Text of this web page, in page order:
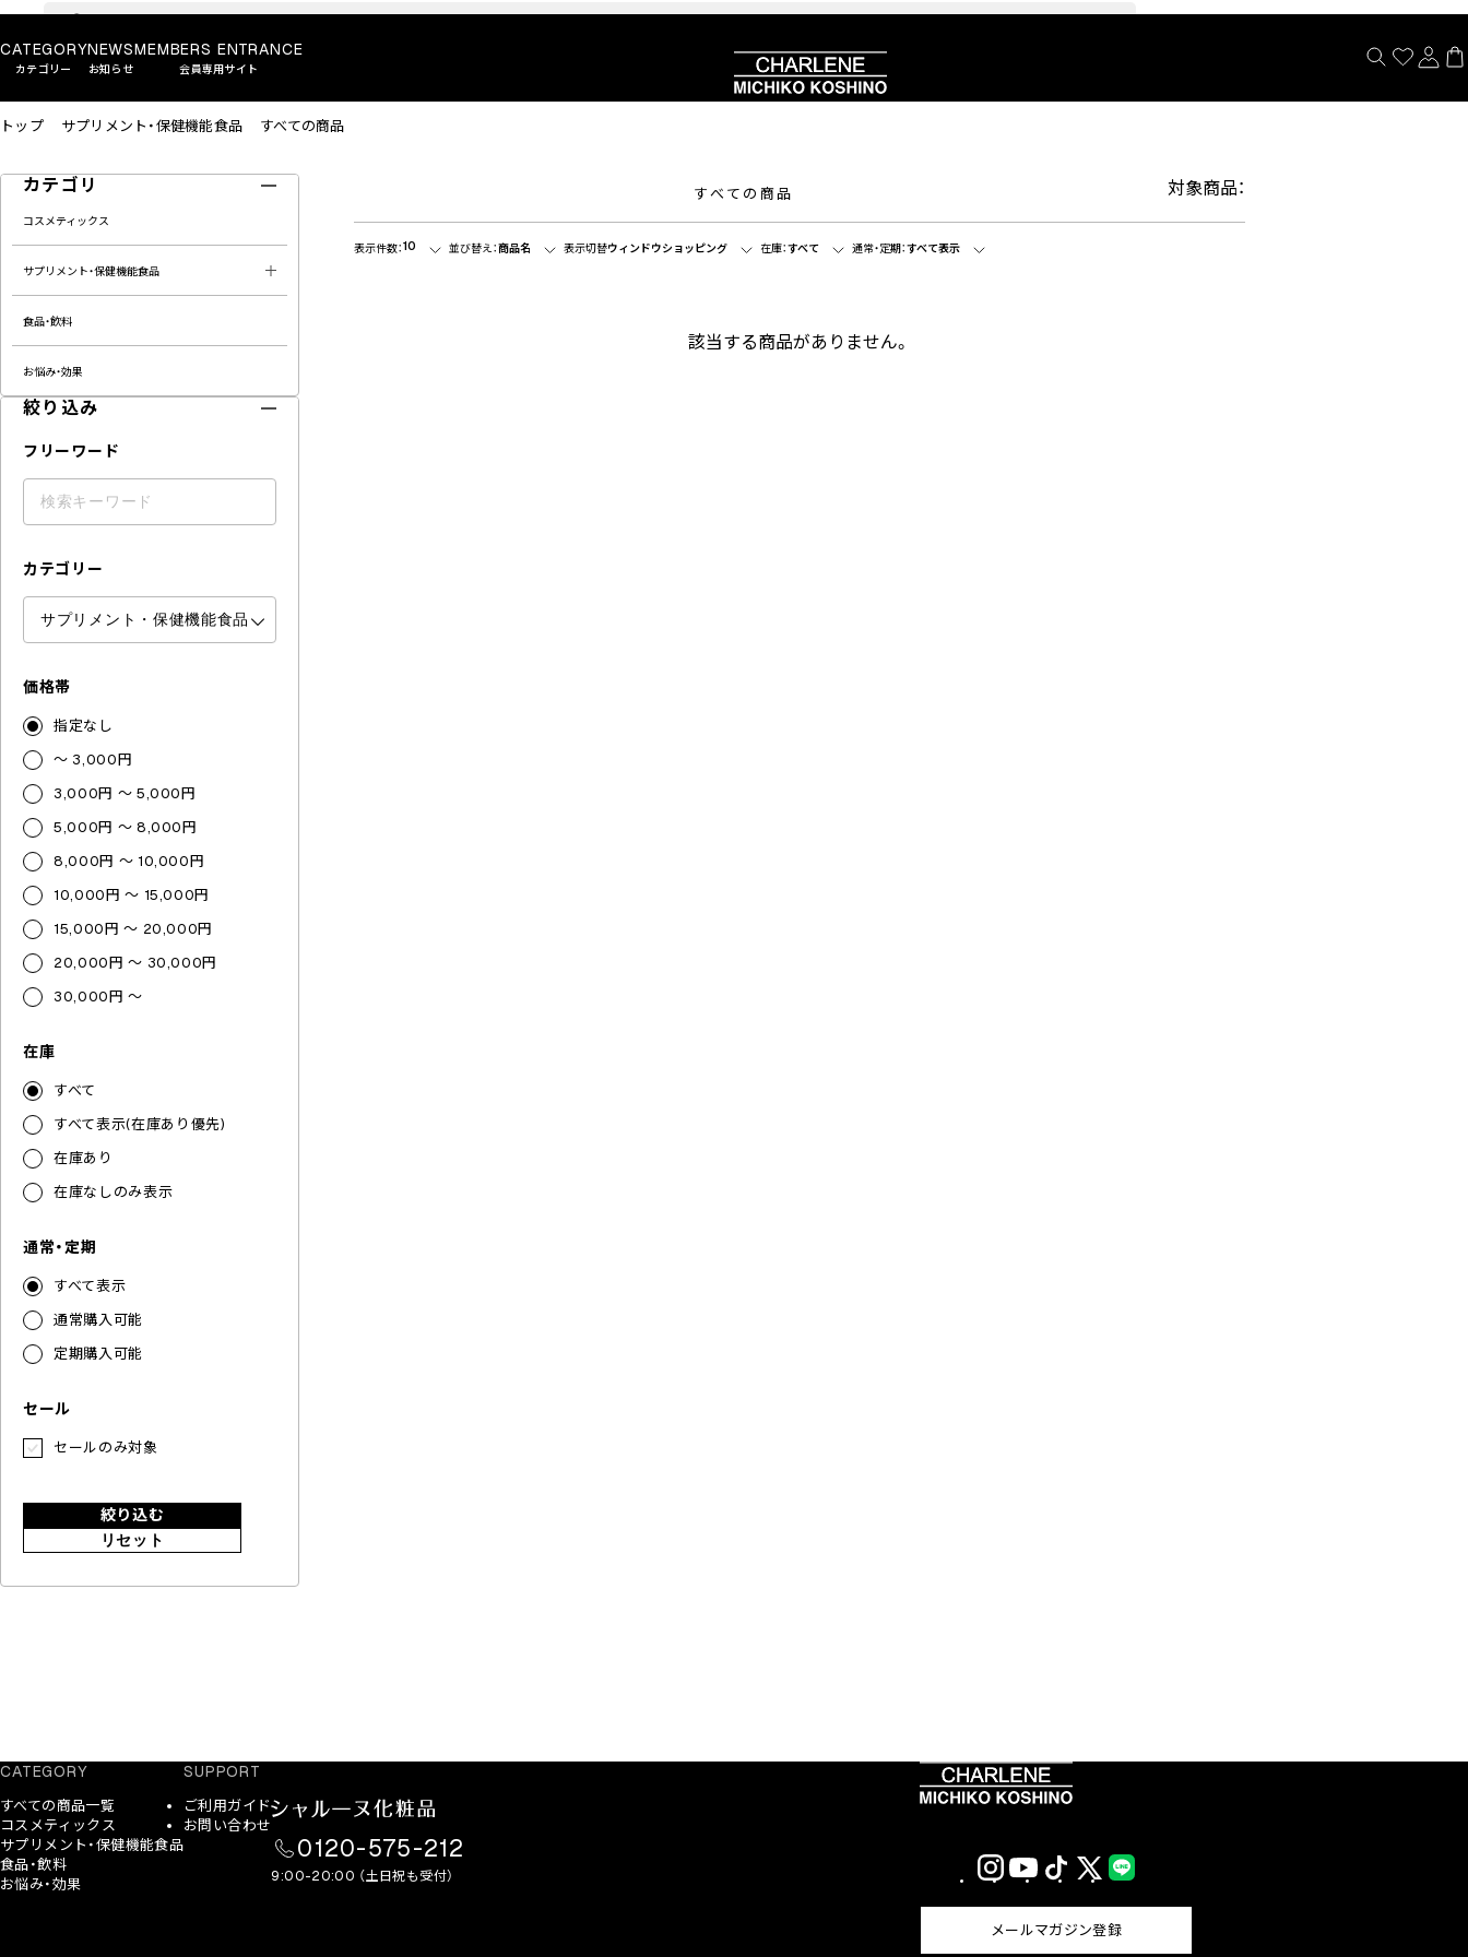
CATEGORY
カテゴリー
NEWS
お知らせ
MEMBERS ENTRANCE
会員専用サイト
トップ サプリメント・保健機能食品 すべての商品
カテゴリ
コスメティックス
サプリメント・保健機能食品
食品・飲料
お悩み・効果
絞り込み
フリーワード
カテゴリー
価格帯
指定なし
～ 3,000円
3,000円 ～ 5,000円
5,000円 ～ 8,000円
8,000円 ～ 10,000円
10,000円 ～ 15,000円
15,000円 ～ 20,000円
20,000円 ～ 30,000円
30,000円 ～
在庫
すべて
すべて表示(在庫あり優先)
在庫あり
在庫なしのみ表示
通常・定期
すべて表示
通常購入可能
定期購入可能
セール
セールのみ対象
絞り込む
リセット
すべての商品 対象商品：
表示件数：10 並び替え：商品名 表示切替ウィンドウショッピング 在庫：すべて 通常・定期：すべて表示
該当する商品がありません。
CATEGORY
すべての商品一覧
コスメティックス
サプリメント・保健機能食品
食品・飲料
お悩み・効果
SUPPORT
ご利用ガイド
お問い合わせ
0120-575-212
9:00-20:00 （土日祝も受付）
InstagramYouTubeTikTok X
(Twitter)
メールマガジン登録